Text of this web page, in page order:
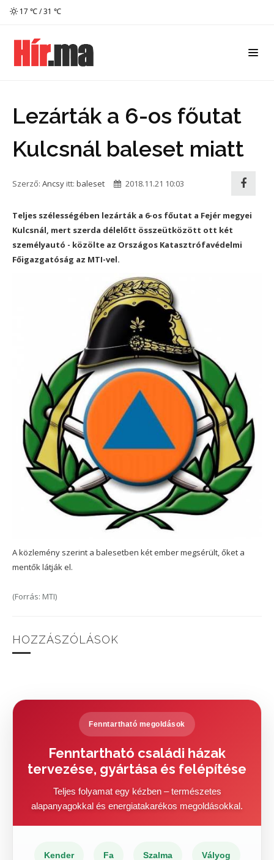
17 ℃ / 31 ℃
Lezárták a 6-os főutat
Kulcsnál baleset miatt
Szerző: Ancsy itt: baleset 2018.11.21 10:03
Teljes szélességében lezárták a 6-os főutat a Fejér megyei
Kulcsnál, mert szerda délelőtt összeütközött ott két
személyautó - közölte az Országos Katasztrófavédelmi
Főigazgatóság az MTI-vel.
A közlemény szerint a balesetben két ember megsérült, őket a
mentők látják el.
(Forrás: MTI)
HOZZÁSZÓLÁSOK
Fenntartható megoldások
Fenntartható családi házak
tervezése, gyártása és felépítése
Teljes folyamat egy kézben – természetes
alapanyagokkal és energiatakarékos megoldásokkal.
Kender Fa Szalma Vályog